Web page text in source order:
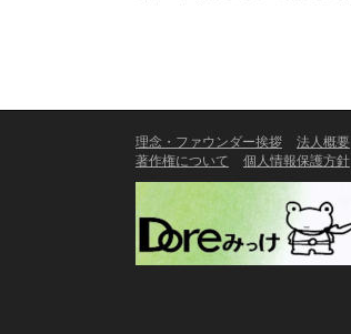
理念・ファウンダー挨拶 法人概要
著作権について
個人情報保護方針